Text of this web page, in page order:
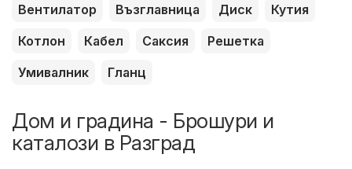
Вентилатор
Възглавница Диск
Кутия
Котлон
Кабел Саксия
Решетка
Умивалник
Гланц
Дом и градина - Брошури и
каталози в Разград